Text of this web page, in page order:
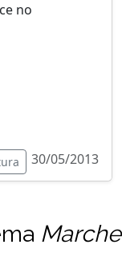
no
30/05/2013
Marche